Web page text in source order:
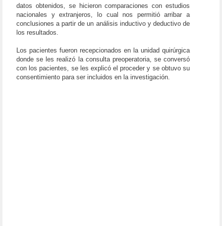
datos obtenidos, se hicieron comparaciones con estudios
nacionales y extranjeros, lo cual nos permitió arribar a
conclusiones a partir de un análisis inductivo y deductivo de
los resultados.
Los pacientes fueron recepcionados en la unidad quirúrgica
donde se les realizó la consulta preoperatoria, se conversó
con los pacientes, se les explicó el proceder y se obtuvo su
consentimiento para ser incluidos en la investigación.